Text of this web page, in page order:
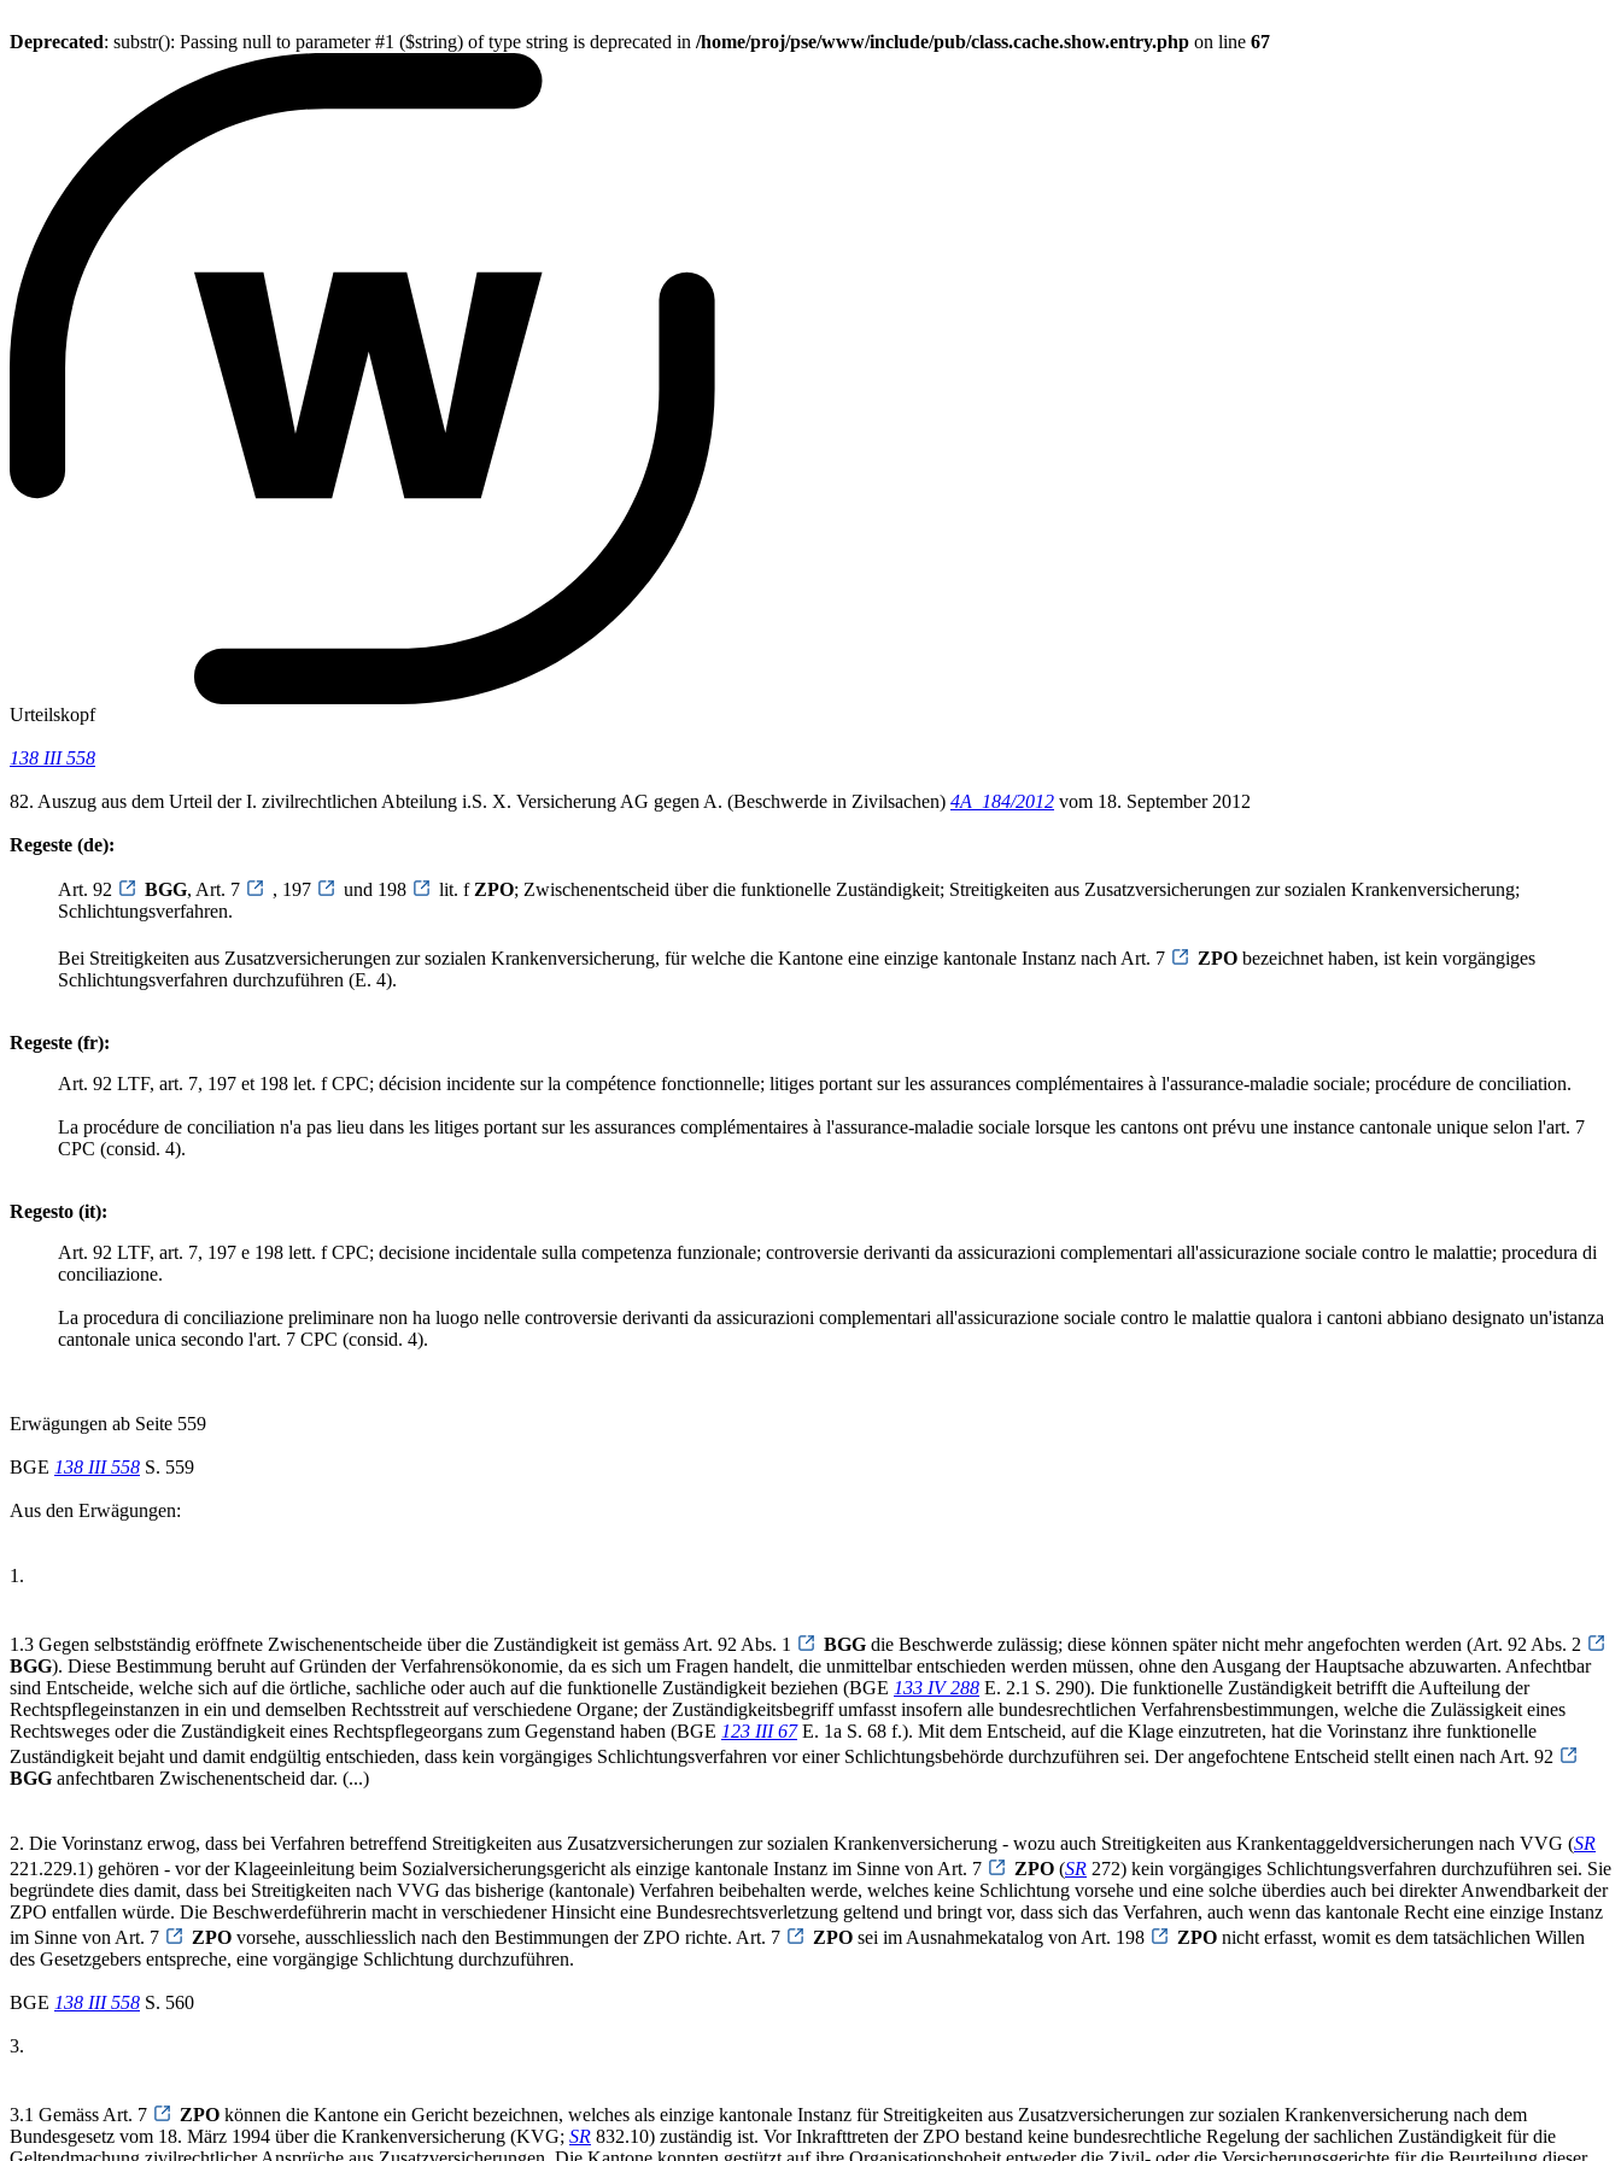
Deprecated: substr(): Passing null to parameter #1 ($string) of type string is deprecated in /home/proj/pse/www/include/pub/class.cache.show.entry.php on line 67
Urteilskopf
138 III 558
82. Auszug aus dem Urteil der I. zivilrechtlichen Abteilung i.S. X. Versicherung AG gegen A. (Beschwerde in Zivilsachen) 4A_184/2012 vom 18. September 2012
Regeste (de):
Art. 92 BGG, Art. 7 , 197 und 198 lit. f ZPO; Zwischenentscheid über die funktionelle Zuständigkeit; Streitigkeiten aus Zusatzversicherungen zur sozialen Krankenversicherung;
Schlichtungsverfahren.
Bei Streitigkeiten aus Zusatzversicherungen zur sozialen Krankenversicherung, für welche die Kantone eine einzige kantonale Instanz nach Art. 7 ZPO bezeichnet haben, ist kein vorgängiges
Schlichtungsverfahren durchzuführen (E. 4).
Regeste (fr):
Art. 92 LTF, art. 7, 197 et 198 let. f CPC; décision incidente sur la compétence fonctionnelle; litiges portant sur les assurances complémentaires à l'assurance-maladie sociale; procédure de conciliation.
La procédure de conciliation n'a pas lieu dans les litiges portant sur les assurances complémentaires à l'assurance-maladie sociale lorsque les cantons ont prévu une instance cantonale unique selon l'art. 7
CPC (consid. 4).
Regesto (it):
Art. 92 LTF, art. 7, 197 e 198 lett. f CPC; decisione incidentale sulla competenza funzionale; controversie derivanti da assicurazioni complementari all'assicurazione sociale contro le malattie; procedura di
conciliazione.
La procedura di conciliazione preliminare non ha luogo nelle controversie derivanti da assicurazioni complementari all'assicurazione sociale contro le malattie qualora i cantoni abbiano designato un'istanza
cantonale unica secondo l'art. 7 CPC (consid. 4).
Erwägungen ab Seite 559
BGE 138 III 558 S. 559
Aus den Erwägungen:
1.
1.3 Gegen selbstständig eröffnete Zwischenentscheide über die Zuständigkeit ist gemäss Art. 92 Abs. 1 BGG die Beschwerde zulässig; diese können später nicht mehr angefochten werden (Art. 92 Abs. 2
BGG). Diese Bestimmung beruht auf Gründen der Verfahrensökonomie, da es sich um Fragen handelt, die unmittelbar entschieden werden müssen, ohne den Ausgang der Hauptsache abzuwarten. Anfechtbar
sind Entscheide, welche sich auf die örtliche, sachliche oder auch auf die funktionelle Zuständigkeit beziehen (BGE 133 IV 288 E. 2.1 S. 290). Die funktionelle Zuständigkeit betrifft die Aufteilung der
Rechtspflegeinstanzen in ein und demselben Rechtsstreit auf verschiedene Organe; der Zuständigkeitsbegriff umfasst insofern alle bundesrechtlichen Verfahrensbestimmungen, welche die Zulässigkeit eines
Rechtsweges oder die Zuständigkeit eines Rechtspflegeorgans zum Gegenstand haben (BGE 123 III 67E. 1a S. 68 f.). Mit dem Entscheid, auf die Klage einzutreten, hat die Vorinstanz ihre funktionelle
Zuständigkeit bejaht und damit endgültig entschieden, dass kein vorgängiges Schlichtungsverfahren vor einer Schlichtungsbehörde durchzuführen sei. Der angefochtene Entscheid stellt einen nach Art. 92
BGG anfechtbaren Zwischenentscheid dar. (...)
2. Die Vorinstanz erwog, dass bei Verfahren betreffend Streitigkeiten aus Zusatzversicherungen zur sozialen Krankenversicherung - wozu auch Streitigkeiten aus Krankentaggeldversicherungen nach VVG (SR
221.229.1) gehören - vor der Klageeinleitung beim Sozialversicherungsgericht als einzige kantonale Instanz im Sinne von Art. 7
ZPO (SR 272) kein vorgängiges Schlichtungsverfahren durchzuführen sei. Sie
begründete dies damit, dass bei Streitigkeiten nach VVG das bisherige (kantonale) Verfahren beibehalten werde, welches keine Schlichtung vorsehe und eine solche überdies auch bei direkter Anwendbarkeit der
ZPO entfallen würde. Die Beschwerdeführerin macht in verschiedener Hinsicht eine Bundesrechtsverletzung geltend und bringt vor, dass sich das Verfahren, auch wenn das kantonale Recht eine einzige Instanz
im Sinne von Art. 7
ZPO vorsehe, ausschliesslich nach den Bestimmungen der ZPO richte. Art. 7 ZPO sei im Ausnahmekatalog von Art. 198 ZPO nicht erfasst, womit es dem tatsächlichen Willen
des Gesetzgebers entspreche, eine vorgängige Schlichtung durchzuführen.
BGE 138 III 558 S. 560
3.
3.1 Gemäss Art. 7 ZPO können die Kantone ein Gericht bezeichnen, welches als einzige kantonale Instanz für Streitigkeiten aus Zusatzversicherungen zur sozialen Krankenversicherung nach dem
Bundesgesetz vom 18. März 1994 über die Krankenversicherung (KVG; SR 832.10) zuständig ist. Vor Inkrafttreten der ZPO bestand keine bundesrechtliche Regelung der sachlichen Zuständigkeit für die